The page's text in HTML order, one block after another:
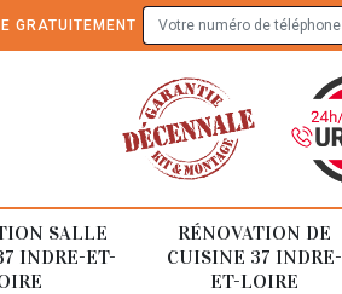
GRATUITEMENT
SALLE
INDRE-ET-
RÉNOVATION DE
CUISINE 37 INDRE-
ET-LOIRE